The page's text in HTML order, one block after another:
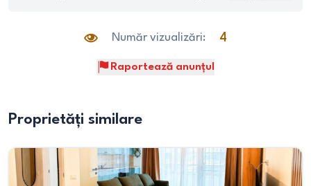
Număr vizualizări: 4
Raportează anunțul
Proprietăți similare